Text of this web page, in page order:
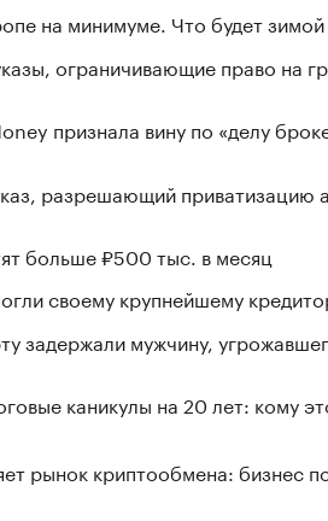
на минимуме. Что будет зимой
ограничивающие право на
признала вину по «делу
разрешающий приватизацию
больше ₽500 тыс. в месяц
своему крупнейшему
задержали мужчину,
каникулы на 20 лет: кому
рынок криптообмена: бизнес